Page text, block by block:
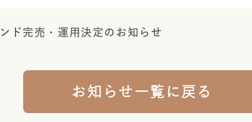
ド完売・運用決定のお知らせ
お知らせ一覧に戻る